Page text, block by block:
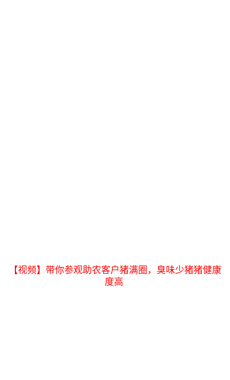
【视频】带你参观助农客户猪满圈，臭味少猪猪健康
度高